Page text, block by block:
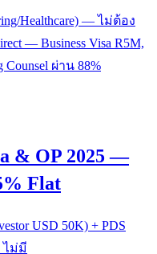
Healthcare) — ไม่ต้อง
— Business Visa R5M,
Counsel ผ่าน 88%
& OP 2025 —
Flat
USD 50K) + PDS
ไม่มี